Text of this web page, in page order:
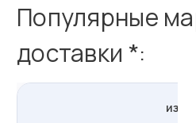
Популярные
доставки *:
из